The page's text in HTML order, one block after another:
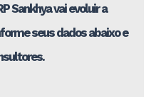
Sankhya vai evoluir a
seus dados abaixo e